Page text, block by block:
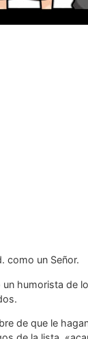
como un Señor.
humorista de
de que le